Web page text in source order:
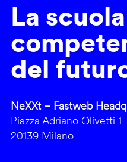
La
del
NeXXt – Fastweb
Piazza Adriano Olivetti 1
20139 Milano